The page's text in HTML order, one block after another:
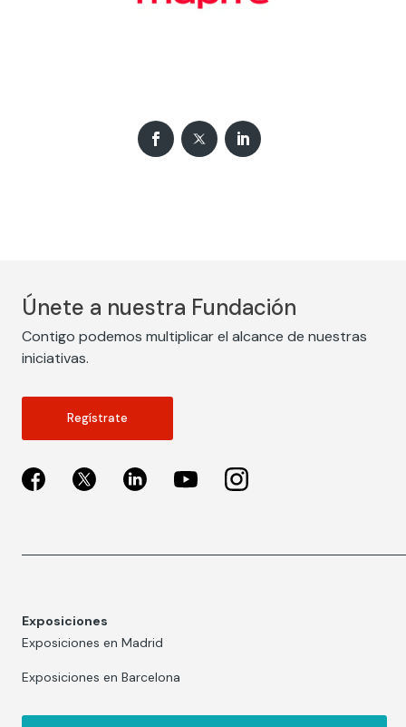
Únete a nuestra Fundación
Contigo podemos multiplicar el alcance de nuestras
iniciativas.
Regístrate
Exposiciones
Exposiciones en Madrid
Exposiciones en Barcelona